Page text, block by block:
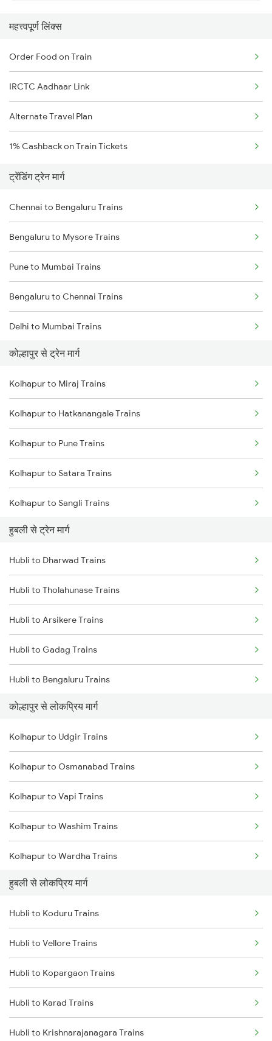
महत्त्वपूर्ण लिंक्स
Order Food on Train
IRCTC Aadhaar Link
Alternate Travel Plan
1% Cashback on Train Tickets
ट्रेंडिंग ट्रेन मार्ग
Chennai to Bengaluru Trains
Bengaluru to Mysore Trains
Pune to Mumbai Trains
Bengaluru to Chennai Trains
Delhi to Mumbai Trains
Mumbai to Pune Trains
Delhi to Jammu Trains
Mumbai to Delhi Trains
Mumbai to Goa Trains
Chennai to Coimbatore Trains
कोल्हापुर से ट्रेन मार्ग
Kolhapur to Miraj Trains
Kolhapur to Hatkanangale Trains
Kolhapur to Pune Trains
Kolhapur to Satara Trains
Kolhapur to Sangli Trains
Kolhapur to Thane Trains
Kolhapur to Rukadi Trains
Kolhapur to Kirloskarvadi Trains
हुबली से ट्रेन मार्ग
Hubli to Dharwad Trains
Hubli to Tholahunase Trains
Hubli to Arsikere Trains
Hubli to Gadag Trains
Hubli to Bengaluru Trains
Hubli to Tumkur Trains
Hubli to Londa Trains
Hubli to Haveri Trains
कोल्हापुर से लोकप्रिय मार्ग
Kolhapur to Udgir Trains
Kolhapur to Osmanabad Trains
Kolhapur to Vapi Trains
Kolhapur to Washim Trains
Kolhapur to Wardha Trains
Kolhapur to Yerraguntla Trains
Kolhapur to Dharwad Trains
Kolhapur to Nandura Trains
Kolhapur to Bhadohi Trains
Kolhapur to Bhadrachalam Trains
Kolhapur to Tumsar Trains
हुबली से लोकप्रिय मार्ग
Hubli to Koduru Trains
Hubli to Vellore Trains
Hubli to Kopargaon Trains
Hubli to Karad Trains
Hubli to Krishnarajanagara Trains